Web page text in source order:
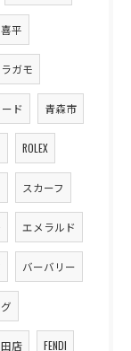
喜平
ガモ
ド 青森市
ROLEX
スカーフ
エメラルド
バーバリー
店 FENDI